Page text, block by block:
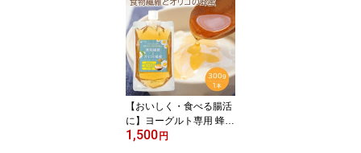
いたけ マイタケ ヤマブ
シタケ タモギダケ mxフ
ラクション MDフラクシ
ョン ベータグルカン βグ
ルカン カズレーザーと学
ぶ
【おいしく・食べる腸活
に】ヨーグルト専用 蜂蜜
シロップ 300g 食物繊維
1,500 円